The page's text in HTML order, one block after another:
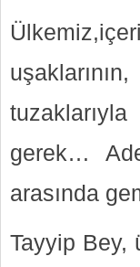
gerek…
arasında
Tayyip Bey,